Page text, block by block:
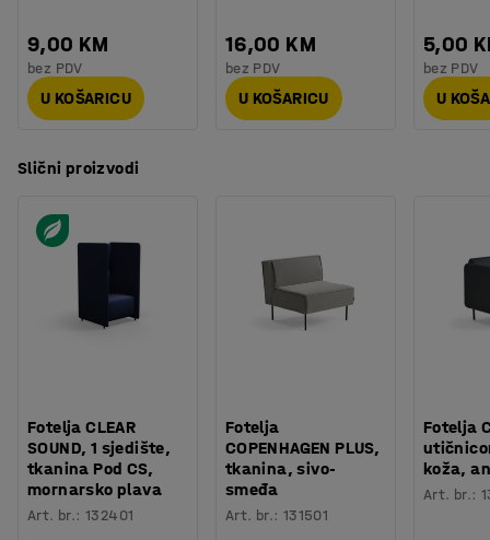
9,00 KM
bez PDV
U KOŠARICU
16,00 KM
bez PDV
U KOŠARICU
5,00
bez PDV
U
Slični proizvodi
Fotelja CLEAR
SOUND, 1 sjedište,
tkanina Pod CS,
mornarsko plava
Art. br.:132401
Fotelja
COPENHAGEN PLUS,
tkanina, sivo-
smeđa
Art. br.: 131501
Fotelja
koža,
Art. br.: